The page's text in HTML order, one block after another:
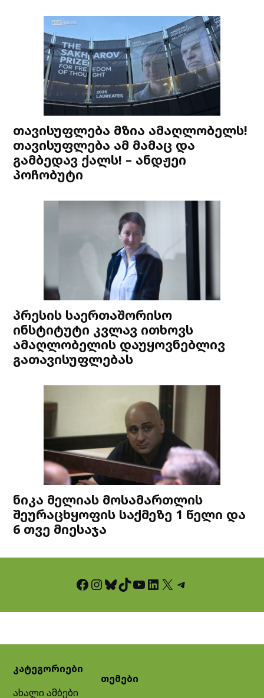
თავისუფლება მზია ამაღლობელს!
თავისუფლება ამ მამაც და
გამბედავ ქალს! – ანდჟეი
პოჩობუტი
პრესის საერთაშორისო
ინსტიტუტი კვლავ ითხოვს
ამაღლობელის დაუყოვნებლივ
გათავისუფლებას
ნიკა მელიას მოსამართლის
შეურაცხყოფის საქმეზე 1 წელი და
6 თვე მიესაჯა
Facebook InstagramBluesky TikTok YouTube LinkedIn X Telegram
კატეგორიები
ახალი ამბები
თემები